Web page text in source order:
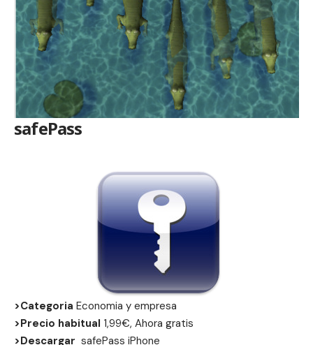
safePass
>Categoria Economia y empresa
>Precio habitual 1,99€, Ahora gratis
>Descargar safePass iPhone